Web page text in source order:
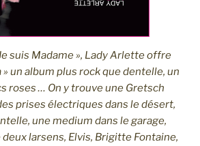
suis Madame », Lady Arlette offre
» un album plus rock que dentelle, un
roses … On y trouve une Gretsch
prises électriques dans le désert,
une medium dans le garage,
larsens, Elvis, Brigitte Fontaine,